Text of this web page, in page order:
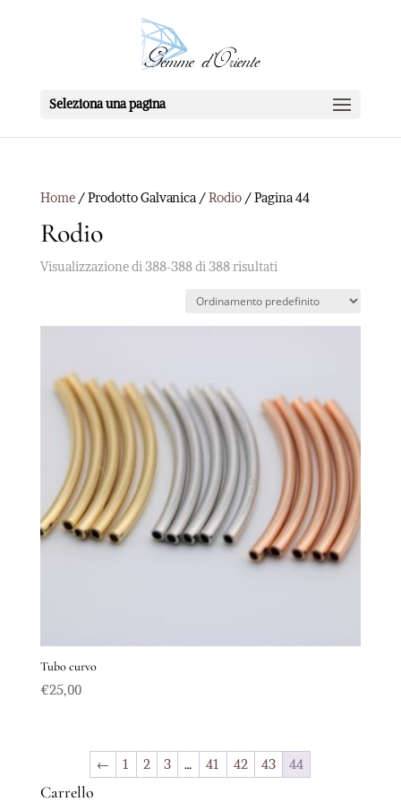
Seleziona una pagina
Home/ Prodotto Galvanica /Rodio/ Pagina 44
Rodio
Visualizzazione di 388-388 di 388 risultati
Tubo curvo
€25,00
← 1 2 3 … 41 42 43 44
Carrello